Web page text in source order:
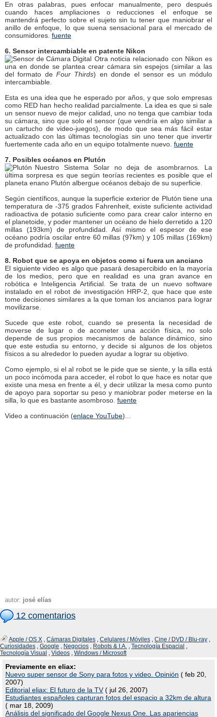
En otras palabras, pues enfocar manualmente, pero después
cuando haces ampliaciones o reducciones el enfoque se
mantendrá perfecto sobre el sujeto sin tu tener que maniobrar el
anillo de enfoque, lo que suena sensacional para el mercado de
consumidores. fuente
6. Sensor intercambiable en patente Nikon
Otra noticia relacionado con Nikon es
una en donde se plantea crear cámara sin espejos (similar a las
del formato deFour Thirds) en donde el sensor es un módulo
intercambiable.
Esta es una idea que he esperado por años, y que solo empresas
como RED han hecho realidad parcialmente. La idea es que si sale
un sensor nuevo de mejor calidad, uno no tenga que cambiar toda
su cámara, sino que solo el sensor (que vendría en algo similar a
un cartucho de video-juegos), de modo que sea más fácil estar
actualizado con las últimas tecnologías sin uno tener que invertir
fuertemente cada año en un equipo totalmente nuevo. fuente
7. Posibles océanos en Plutón
Nuestro Sistema Solar no deja de asombrarnos. La
última sorpresa es que según teorías recientes es posible que el
planeta enano Plutón albergue océanos debajo de su superficie.
Según científicos, aunque la superficie exterior de Plutón tiene una
temperatura de -375 grados Fahrenheit, existe suficiente actividad
radioactiva de potasio suficiente como para crear calor interno en
el planetoide, y poder mantener un océano de hielo derretido a 120
millas (193km) de profundidad. Así mismo el espesor de ese
océano podría oscilar entre 60 millas (97km) y 105 millas (169km)
de profundidad. fuente
8. Robot que se apoya en objetos como si fuera un anciano
El siguiente video es algo que pasará desapercibido en la mayoría
de los medios, pero que en realidad es una gran avance en
robótica e Inteligencia Artificial. Se trata de un nuevo software
instalado en el robot de investigación HRP-2, que hace que este
tome decisiones similares a la que toman los ancianos para lograr
movilizarse.
Sucede que este robot, cuando se presenta la necesidad de
moverse de lugar o de acometer una acción física, no solo
depende de sus propios mecanismos de balance dinámico, sino
que este estudia su entorno, y decide si algunos de los objetos
físicos a su alrededor lo pueden ayudar a lograr su objetivo.
Como ejemplo, si el al robot se le pide que se siente, y la silla está
un poco incómoda para acceder, el robot lo que hace es notar que
existe una mesa en frente a él, y decir utilizar la mesa como punto
de apoyo para soportar su peso y maniobrar poder meterse en la
silla, lo que es bastante asombroso. fuente
Video a continuación (enlace YouTube)...
autor: josé elías
12 comentarios
Apple / OS X , Cámaras Digitales , Celulares / Móviles , Cine / DVD / Blu-ray ,
Curiosidades , Google , Negocios , Robots & I.A. , Tecnología Espacial ,
Tecnología Visual , Videos , Windows / Microsoft
Previamente en eliax:
Nuevo super sensor de Sony para fotos y video. Opinión ( feb 20,
2007)
Editorial eliax: El futuro de la TV( jul 26, 2007)
Estudiantes españoles capturan fotos del espacio a 32km de altura
( mar 18, 2009)
Análisis del significado del Google Nexus One. Las apariencias